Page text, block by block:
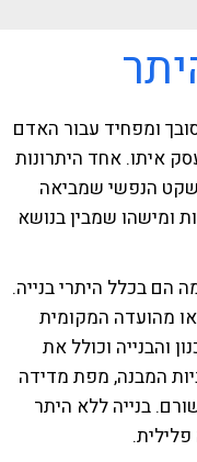
ומפחיד עבור האדם
איתו. אחד היתרונות
הנפשי שמביאה
ומישהו שמבין בנושא
הם בכלל היתרי בנייה.
או מהועדה המקומית
והבנייה וכולל את
המבנה, מפת מדידה
בנייה ללא היתר